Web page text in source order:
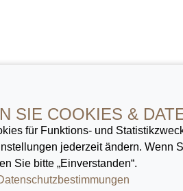
SIE COOKIES &
für Funktions- und
jederzeit ändern. Wenn
Sie bitte „Einverstanden“.